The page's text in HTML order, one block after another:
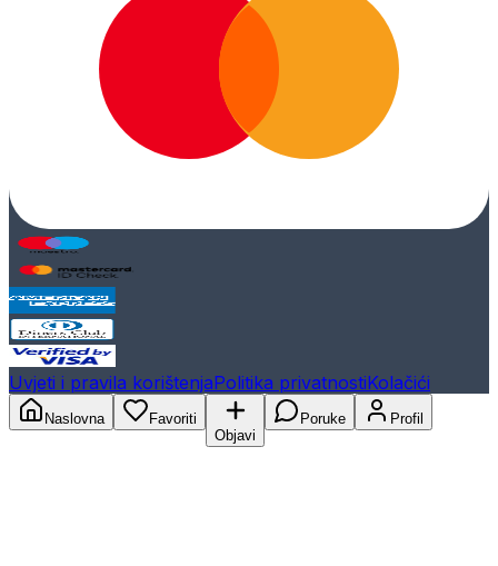
Uvjeti i pravila korištenjaPolitika privatnostiKolačići
Naslovna
Favoriti
Objavi
Poruke Profil